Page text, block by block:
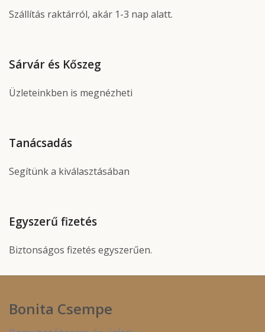
Szállítás raktárról, akár 1-3 nap alatt.
Sárvár és Kőszeg
Üzleteinkben is megnézheti
Tanácsadás
Segítünk a kiválasztásában
Egyszerű fizetés
Biztonságos fizetés egyszerűen.
Bonita Csempe